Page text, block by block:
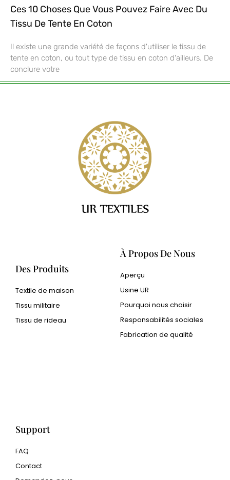
Ces 10 Choses Que Vous Pouvez Faire Avec Du
Tissu De Tente En Coton
Il existe une grande variété de façons d'utiliser le tissu de
tente en coton, ou tout type de tissu en coton d'ailleurs. De
conclure votre
Des Produits
Textile de maison
Tissu militaire
Tissu de rideau
À Propos De Nous
Aperçu
Usine UR
Pourquoi nous choisir
Responsabilités sociales
Fabrication de qualité
Support
FAQ
Contact